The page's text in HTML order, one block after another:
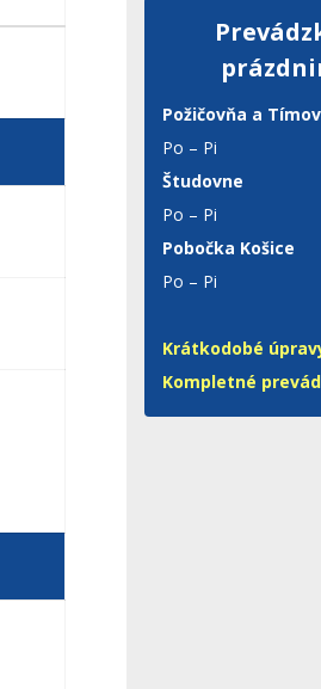
Požičovňa a
Po – Pi
Študovne
Po – Pi
Pobočka Košice
Po – Pi
Krátkodobé
Kompletné